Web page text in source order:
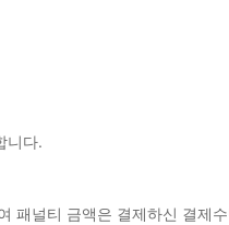
니다.
패널티 금액은 결제하신 결제